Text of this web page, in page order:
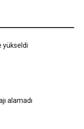
yükseldi
alamadı